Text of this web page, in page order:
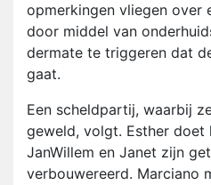
opmerkingen vliegen over
door middel van
dermate te triggeren dat
gaat.
Een scheldpartij, waarbij
geweld, volgt. Esther doet
JanWillem en Janet zijn
verbouwereerd. Marciano